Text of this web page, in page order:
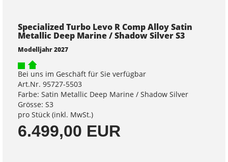
Specialized Turbo Levo R Comp Alloy Satin
Metallic Deep Marine / Shadow Silver S3
Modelljahr 2027
Bei uns im Geschäft für Sie verfügbar
Art.Nr. 95727-5503
Farbe: Satin Metallic Deep Marine / Shadow Silver
Grösse: S3
pro Stück (inkl. MwSt.)
6.499,00 EUR